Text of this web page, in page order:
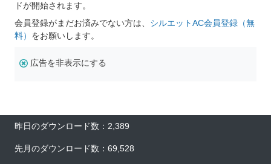
ドが開始されます。
会員登録がまだお済みでない方は、 シルエットAC会員登録（無
料） をお願いします。
広告を非表示にする
昨日のダウンロード数：2,389
先月のダウンロード数：69,528